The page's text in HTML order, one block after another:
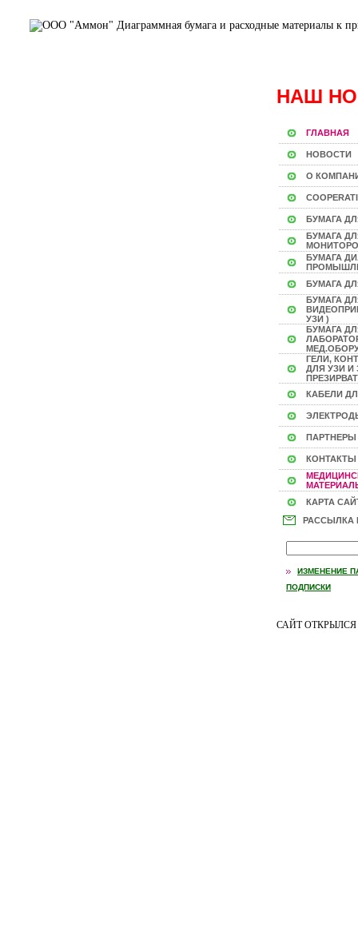
НАШ
ГЛАВНАЯ
НОВОСТИ
О
БУМАГА
БУМАГА
БУМАГА
БУМАГА
БУМАГА
УЗИ )
БУМАГА
ГЕЛИ,
ДЛЯ УЗИ И
КАБЕЛИ
ПАРТНЕРЫ
КОНТАКТЫ
КАРТА
РАССЫЛКА
ИЗМЕНЕНИЕ
ПОДПИСКИ
САЙТ ОТКРЫЛСЯ